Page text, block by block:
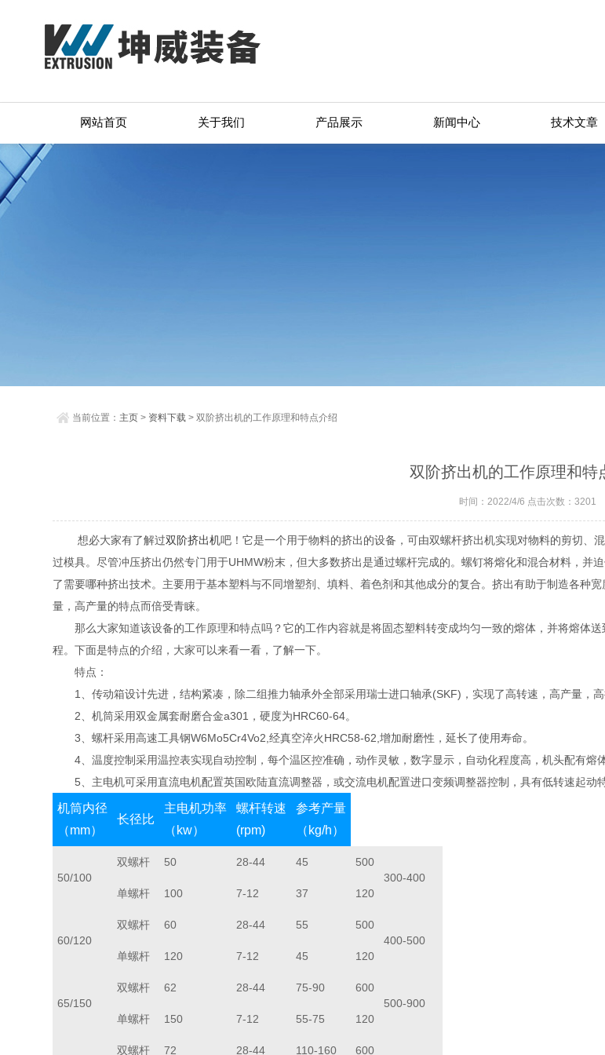
网站首页 关于我们 产品展示 新闻中心 技术文章
当前位置： 主页 > 资料下载 > 双阶挤出机的工作原理和特点介绍
双阶挤出机的工作原理和特
时间：2022/4/6 点击次数：3201
想必大家有了解过双阶挤出机吧！它是一个用于物料的挤出的设备，可由双螺杆挤出机实现对物料的剪切、
过模具。尽管冲压挤出仍然专门用于UHMW粉末，但大多数挤出是通过螺杆完成的。螺钉将熔化和混合材料，并
了需要哪种挤出技术。主要用于基本塑料与不同增塑剂、填料、着色剂和其他成分的复合。挤出有助于制造各种
量，高产量的特点而倍受青睐。
那么大家知道该设备的工作原理和特点吗？它的工作内容就是将固态塑料转变成均匀一致的熔体，并将熔体
程。下面是特点的介绍，大家可以来看一看，了解一下。
特点：
1、传动箱设计先进，结构紧凑，除二组推力轴承外全部采用瑞士进口轴承(SKF)，实现了高转速，高产量，高
2、机筒采用双金属套耐磨合金a301，硬度为HRC60-64。
3、螺杆采用高速工具钢W6Mo5Cr4Vo2,经真空淬火HRC58-62,增加耐磨性，延长了使用寿命。
4、温度控制采用温控表实现自动控制，每个温区控准确，动作灵敏，数字显示，自动化程度高，机头配有熔
5、主电机可采用直流电机配置英国欧陆直流调整器，或交流电机配置进口变频调整器控制，具有低转速起动特
机筒内径
（mm）
长径比
主电机功率
（kw）
螺杆转速
(rpm)
参考产量
（kg/h）
50/100
双螺杆 50 28-44 45
500
300-400
单螺杆
100 7-12 37 120
60/120
双螺杆 60 28-44 55
500
400-500
单螺杆
120 7-12 45 120
65/150
双螺杆 62 28-44 75-90
600
500-900
单螺杆
150 7-12 55-75 120
双螺杆 72 28-44 110-160 600